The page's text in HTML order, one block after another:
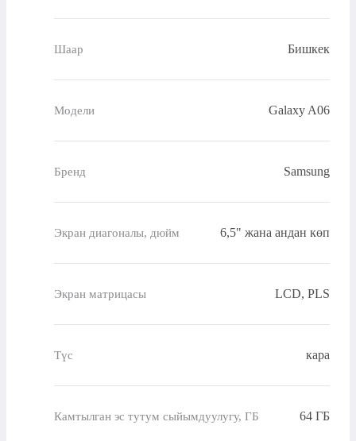
Шаар Бишкек
Модели Galaxy A06
Бренд Samsung
Экран диагоналы, дюйм 6,5" жана андан көп
Экран матрицасы LCD, PLS
Түс кара
Камтылган эс тутум сыйымдуулугу, ГБ 64 ГБ